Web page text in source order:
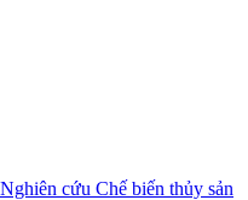
Nghiên cứu Chế biến thủy sản